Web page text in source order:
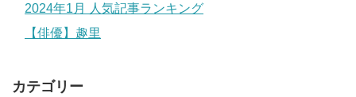
2024年1月 人気記事ランキング
【俳優】趣里
カテゴリー